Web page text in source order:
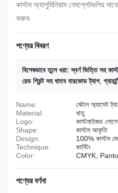
কাস্টম অ্যালুমিনিয়াম নেমপ্লেটগুলির
করুন৷
পণ্যের বিবরণ
বিশেষভাবে তুলে ধরা: স্বর্ণ ভিত্তি সহ
রেড প্রিন্ট সহ ধাতব বারকোড ট্যাগ,
Name:
মেটাল অ্যাসেট
Material:
ধাতু
Logo:
কাস্টমাইজড
Shape:
কাস্টম আকৃতি
Design:
100% কাস্টম
Technique:
কাস্টিং
Color:
CMYK,
পণ্যের বর্ণনা